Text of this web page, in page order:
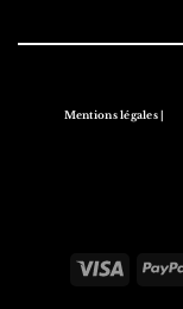
Mentions légales |
Visa